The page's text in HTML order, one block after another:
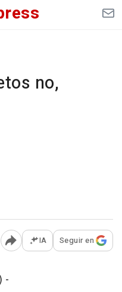
no,
Abrir opciones para
IA Seguir en
-